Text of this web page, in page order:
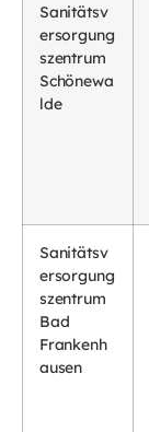
Sanitätsv
ersorgung
szentrum
Schönewa
lde
Sanitätsv
ersorgung
szentrum
Bad
Frankenh
ausen